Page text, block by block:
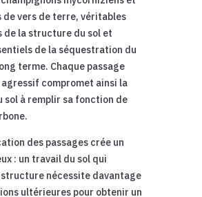
de vers de terre, véritables
la structure du sol et
de la séquestration du
terme. Chaque passage
compromet ainsi la
sol à remplir sa fonction de
des passages crée un
: un travail du sol qui
nécessite davantage
ultérieures pour obtenir un